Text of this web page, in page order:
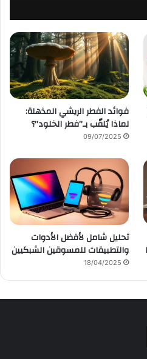
فوائد الفطر الريشي المذهلة:
لماذا يُلقّب بـ”فطر الخلود”؟
09/07/2025
تحليل شامل لأفضل الأدوات
والتطبيقات للمسوقين الشبكيين
18/04/2025